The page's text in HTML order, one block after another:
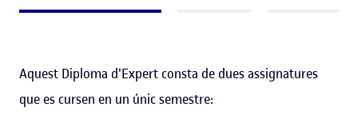
Aquest Diploma d'Expert consta de dues assignatures
que es cursen en un únic semestre: